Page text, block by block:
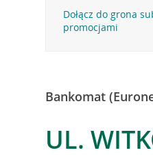
Dołącz do grona
promocjami
Bankomat
UL.